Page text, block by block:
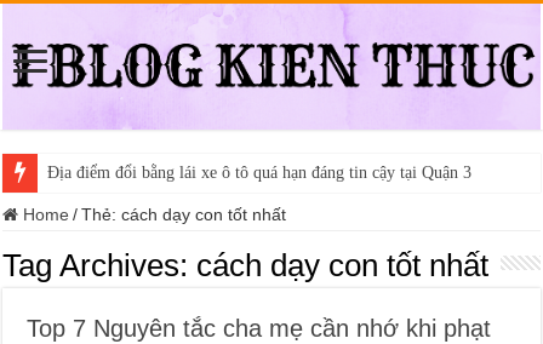
Địa điểm đổi bằng lái xe ô tô quá hạn đáng tin cậy tại Quận 3
Home / Thẻ:cách dạy con tốt nhất
Tag Archives: cách dạy con tốt nhất
Top 7 Nguyên tắc cha mẹ cần nhớ khi phạt